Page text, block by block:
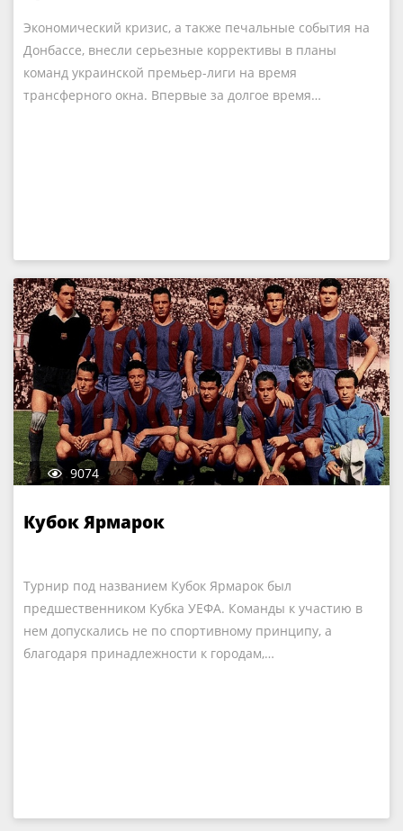
Экономический кризис, а также печальные события на
Донбассе, внесли серьезные коррективы в планы
команд украинской премьер-лиги на время
трансферного окна. Впервые за долгое время…
9074
Кубок Ярмарок
Турнир под названием Кубок Ярмарок был
предшественником Кубка УЕФА. Команды к участию в
нем допускались не по спортивному принципу, а
благодаря принадлежности к городам,…